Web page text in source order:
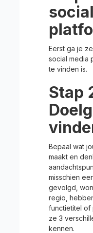
Eerst ga je
social media
te vinden is.
Stap
Bepaal wat
maakt en
misschien
gevolgd,
regio,
functietitel of
ze 3
kennen.